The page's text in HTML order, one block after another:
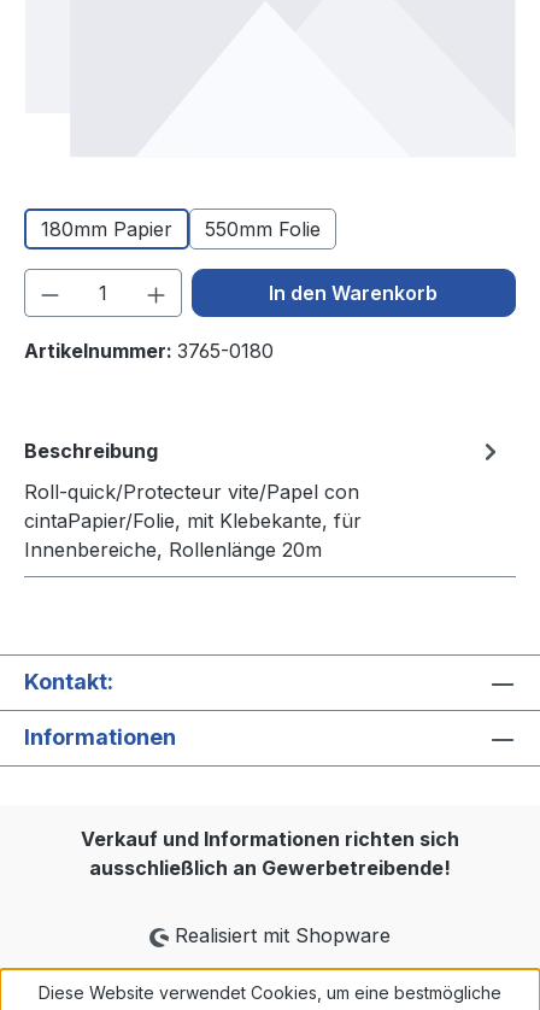
180mm Papier 550mm Folie
Produkt Anzahl: Gib denIn den Warenkorb
Artikelnummer: 3765-0180
Beschreibung
Roll-quick/Protecteur vite/Papel con
cintaPapier/Folie, mit Klebekante, für
Innenbereiche, Rollenlänge 20m
Kontakt:
Informationen
Verkauf und Informationen richten sich
ausschließlich an Gewerbetreibende!
Realisiert mit Shopware
Diese Website verwendet Cookies, um eine bestmögliche